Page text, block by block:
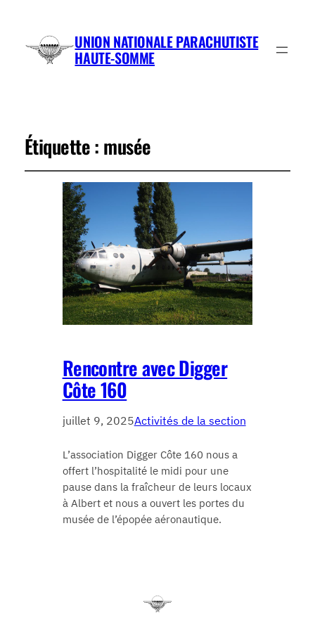
UNION NATIONALE PARACHUTISTE
HAUTE-SOMME
Étiquette : musée
Rencontre avec Digger
Côte 160
juillet 9, 2025Activités de la section
L’association Digger Côte 160 nous a
offert l’hospitalité le midi pour une
pause dans la fraîcheur de leurs locaux
à Albert et nous a ouvert les portes du
musée de l’épopée aéronautique.